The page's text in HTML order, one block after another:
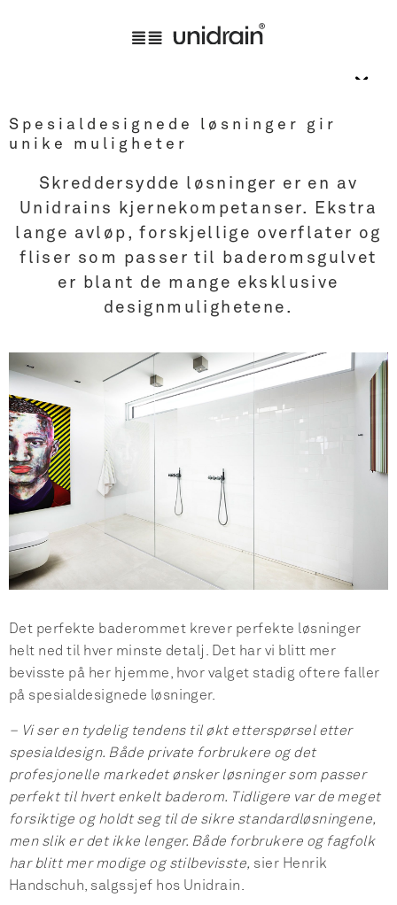
Spesialdesignede løsninger gir
unike muligheter
Skreddersydde løsninger er en av
Unidrains kjernekompetanser. Ekstra
lange avløp, forskjellige overflater og
fliser som passer til baderomsgulvet
er blant de mange eksklusive
designmulighetene.
Det perfekte baderommet krever perfekte løsninger
helt ned til hver minste detalj. Det har vi blitt mer
bevisste på her hjemme, hvor valget stadig oftere faller
på spesialdesignede løsninger.
– Vi ser en tydelig tendens til økt etterspørsel etter
spesialdesign. Både private forbrukere og det
profesjonelle markedet ønsker løsninger som passer
perfekt til hvert enkelt baderom. Tidligere var de meget
forsiktige og holdt seg til de sikre standardløsningene,
men slik er det ikke lenger. Både forbrukere og fagfolk
har blitt mer modige og stilbevisste, sier Henrik
Handschuh, salgssjef hos Unidrain.